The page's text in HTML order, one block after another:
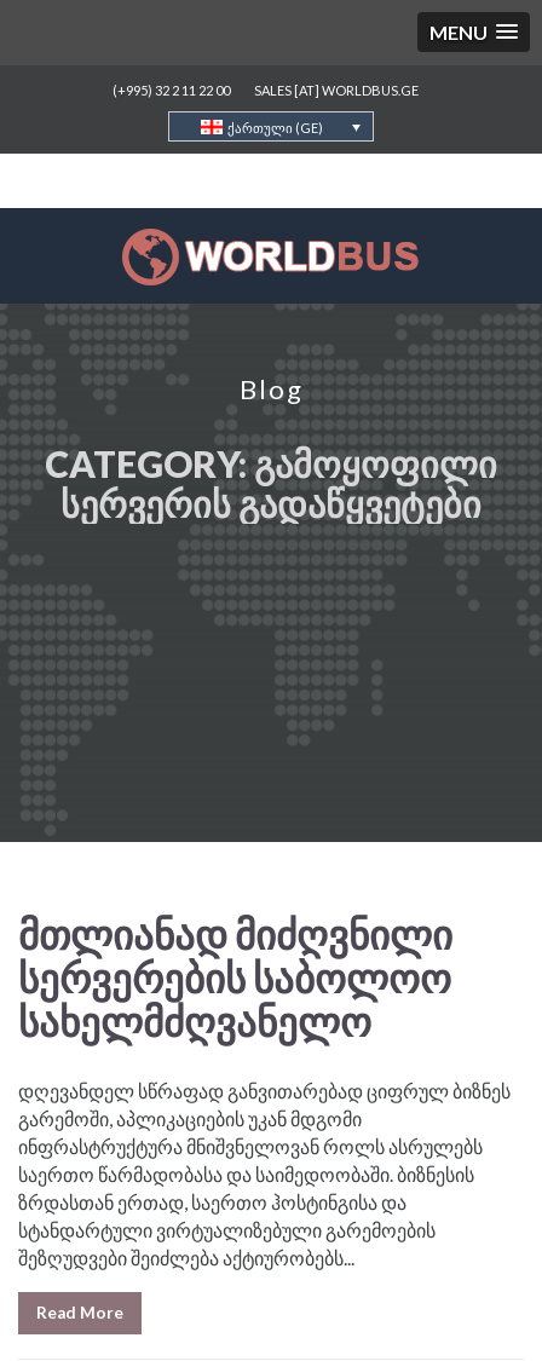
MENU
(+995) 32 2 11 22 00 SALES [AT] WORLDBUS.GE
ქართული (GE)
Blog
CATEGORY: ᲒᲐᲛᲝᲧᲝᲤᲘᲚᲘ
ᲡᲔᲠᲕᲔᲠᲘᲡ ᲒᲐᲓᲐᲬᲧᲕᲔᲢᲔᲑᲘ
ᲛᲗᲚᲘᲐᲜᲐᲓ ᲛᲘᲫᲦᲕᲜᲘᲚᲘ
ᲡᲔᲠᲕᲔᲠᲔᲑᲘᲡ ᲡᲐᲑᲝᲚᲝᲝ
ᲡᲐᲮᲔᲚᲛᲫᲦᲕᲐᲜᲔᲚᲝ
დღევანდელ სწრაფად განვითარებად ციფრულ ბიზნეს
გარემოში, აპლიკაციების უკან მდგომი
ინფრასტრუქტურა მნიშვნელოვან როლს ასრულებს
საერთო წარმადობასა და საიმედოობაში. ბიზნესის
ზრდასთან ერთად, საერთო ჰოსტინგისა და
სტანდარტული ვირტუალიზებული გარემოების
შეზღუდვები შეიძლება აქტიურობებს...
Read More